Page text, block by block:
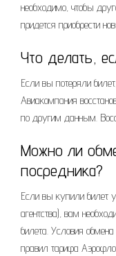
необходимо, чтобы
придется приобрести
Что делать,
Если вы потеряли
Авиакомпания
по другим данным.
Можно ли
посредника?
Если вы купили билет
агентства), вам
билета. Условия
правил тарифа